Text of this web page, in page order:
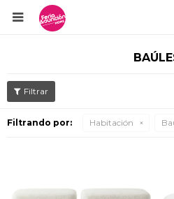

Filtrando por: Habitación